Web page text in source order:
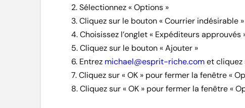
2. Sélectionnez « Options »
3. Cliquez sur le bouton « Courrier indésirable »
4. Choisissez l’onglet « Expéditeurs approuvés
5. Cliquez sur le bouton « Ajouter »
6. Entrez michael@esprit-riche.comet cliquez
7. Cliquez sur « OK » pour fermer la fenêtre «
8. Cliquez sur « OK » pour fermer la fenêtre «